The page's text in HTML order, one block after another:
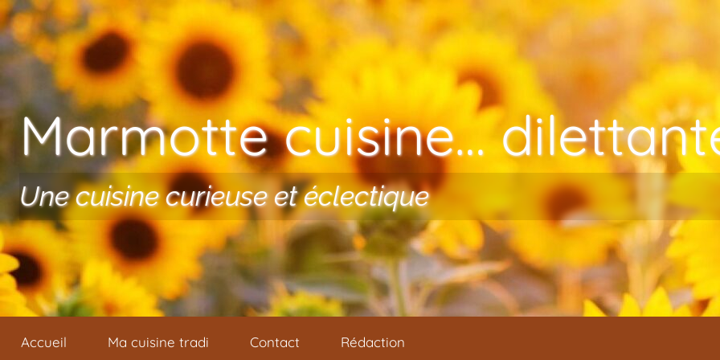
Aller au contenu
Marmotte cuisine…
Une cuisine curieuse et éclectique
Accueil Ma cuisine tradi Contact Rédaction